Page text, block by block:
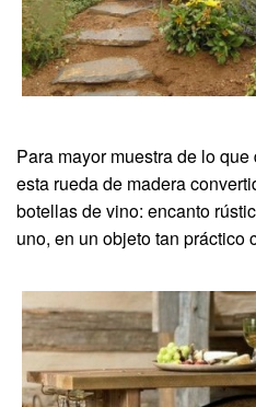
Para mayor muestra de lo
esta rueda de madera
botellas de vino: encanto
uno, en un objeto tan práctico